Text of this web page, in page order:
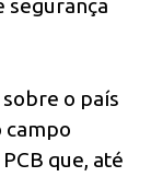
segurança
o país
campo
que, até